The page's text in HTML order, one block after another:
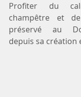
Profiter du
champêtre et de
préservé au
depuis sa création